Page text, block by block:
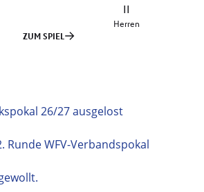
26/27 ausgelost
Runde WFV-Verbandspokal